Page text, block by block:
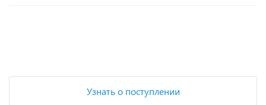
Узнать о поступлении